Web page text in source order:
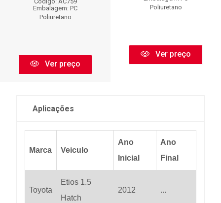
Embalagem: PC
Poliuretano
Ver preço
Poliuretano
Ver preço
Aplicações
Marca Veiculo
Ano
Inicial
Ano
Final
Toyota
Etios 1.5
Hatch
2012 ...